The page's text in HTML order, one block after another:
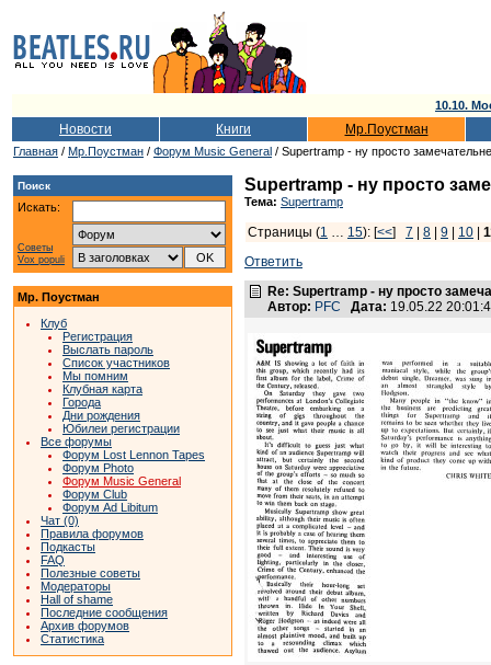
10.10.
Новости Книги Мр.Поустман
Главная / Мр.Поустман / Форум Music General / Supertramp - ну просто
Поиск
Искать:
Советы
Vox populi
Мр. Поустман
Клуб
Регистрация
Выслать пароль
Список участников
Мы помним
Клубная карта
Города
Дни рождения
Юбилеи регистрации
Все форумы
Форум Lost Lennon Tapes
Форум Photo
Форум Music General
Форум Club
Форум Ad Libitum
Чат (0)
Правила форумов
Подкасты
FAQ
Полезные советы
Модераторы
Hall of shame
Последние сообщения
Архив форумов
Статистика
Supertramp - ну просто
Тема: Supertramp
Страницы (1 … 15): [<<] 7 8 9 10
Ответить
Re: Supertramp - ну просто
Автор: PFC Дата: 19.05.22